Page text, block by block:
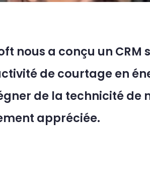
nous a conçu un
de courtage en
de la technicité de
appréciée.